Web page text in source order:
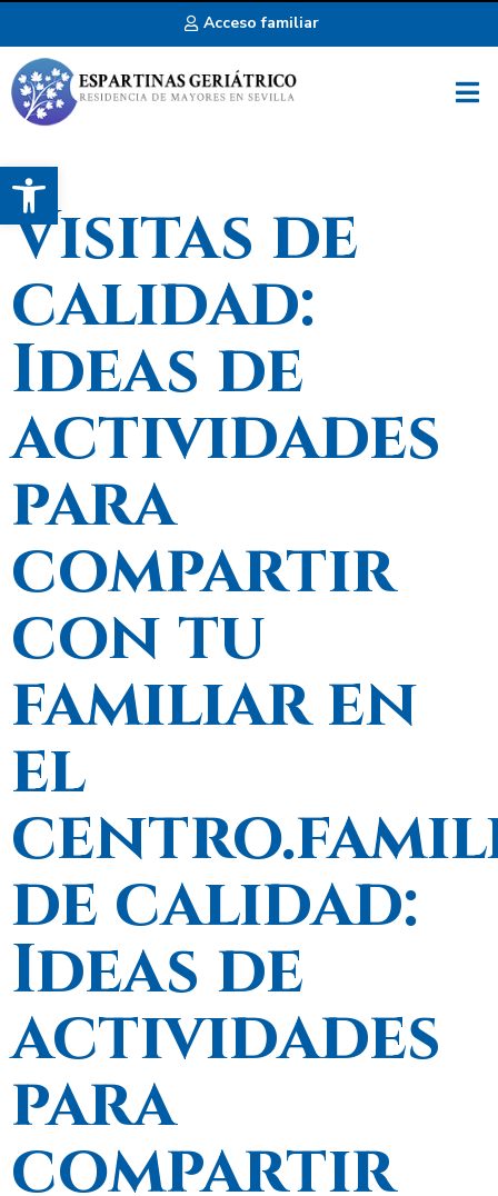
Abrir barra de herramientas
Acceso familiar
Visitas de
calidad:
Ideas de
actividades
para
compartir
con tu
familiar en
el
de calidad:
Ideas de
actividades
para
compartir